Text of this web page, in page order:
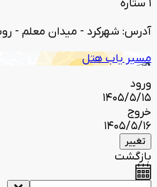
1 ستاره
آدرس: شهرکرد - میدان معلم -
مسیر یاب هتل
ورود
1405/5/15
خروج
1405/5/16
تغییر
بازگشت